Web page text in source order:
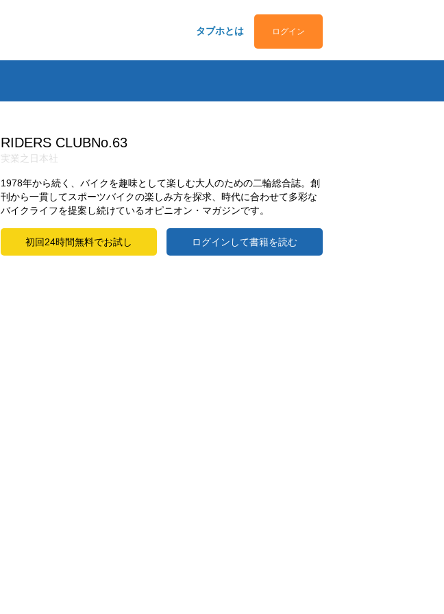
タブホとは ログイン
RIDERS CLUBNo.63
実業之日本社
1978年から続く、バイクを趣味として楽しむ大人のための二輪総合誌。創
刊から一貫してスポーツバイクの楽しみ方を探求、時代に合わせて多彩な
バイクライフを提案し続けているオピニオン・マガジンです。
初回24時間無料でお試し ログインして書籍を読む